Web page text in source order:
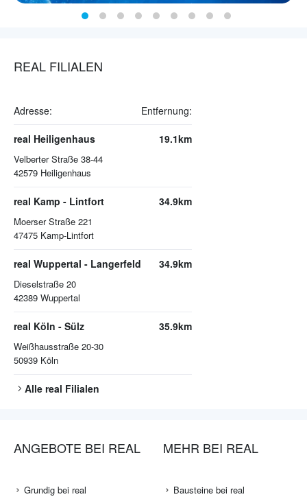
REAL FILIALEN
Adresse: Entfernung:
real Heiligenhaus
Velberter Straße 38-44
42579 Heiligenhaus
19.1km
real Kamp - Lintfort
Moerser Straße 221
47475 Kamp-Lintfort
34.9km
real Wuppertal - Langerfeld
Dieselstraße 20
42389 Wuppertal
34.9km
real Köln - Sülz
Weißhausstraße 20-30
50939 Köln
35.9km
Alle real Filialen
ANGEBOTE BEI REAL
Grundig bei real
MEHR BEI REAL
Bausteine bei real